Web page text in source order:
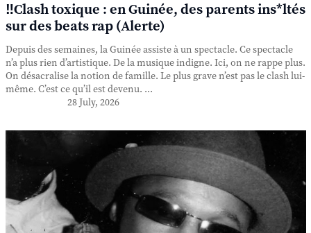
‼️Clash toxique : en Guinée, des parents ins*ltés
sur des beats rap (Alerte)
Depuis des semaines, la Guinée assiste à un spectacle. Ce spectacle
n’a plus rien d’artistique. De la musique indigne. Ici, on ne rappe plus.
On désacralise la notion de famille. Le plus grave n’est pas le clash lui-
même. C’est ce qu’il est devenu. ...
28 July, 2026